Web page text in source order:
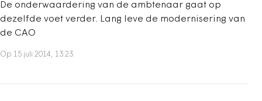
De onderwaardering van de ambtenaar gaat op
dezelfde voet verder. Lang leve de modernisering van
de CAO
Op 15 juli 2014, 13:23